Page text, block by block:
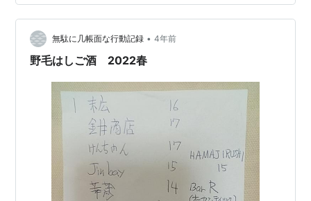
無駄に几帳面な行動記録 • 4年前
野毛はしご酒 2022春